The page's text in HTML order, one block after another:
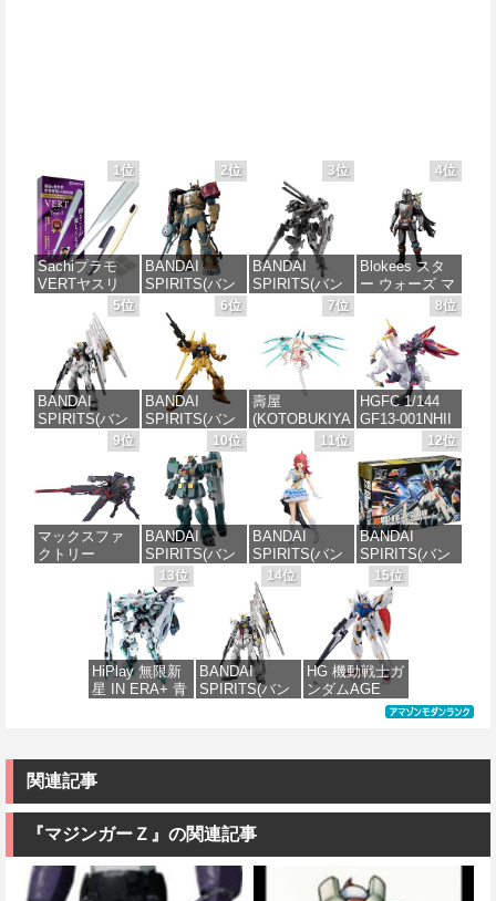
1位
Sachiプラモ
VERTヤスリ
Type-S 【プロ
モデラー共同
開発】 超極細
ガラスヤスリ
５点セット ガ
ンプラ プラモ
デル ゲート処
理 模型 フィギ
ュア［知的財
価格：¥2,320
2位
BANDAI
SPIRITS(バン
ダイスピリッ
ツ) HG 機動戦
士ガンダム 復
讐のレクイエ
ム ザクⅡ F型
ソラリ機 (復讐
のレクイエム)
1/144スケール
色分け済みプ
ラモデル
価格：¥2,700
3位
BANDAI
SPIRITS(バン
ダイ スピリッ
xEXM-000 ゼ
ノヴァルト
1/144スケール
色分け済みプ
ラモデル
価格：¥2,813
4位
Blokees スタ
ー ウォーズ マ
ンダロリアン&
グローグー
CC05 ディン
ジャリン&グロ
ーグー ABS樹
脂&PVC製 組
み立て式プラ
スチックモデ
価格：¥4,475
5位
BANDAI
SPIRITS(バン
ダイ スピリッ
ツ) RG 機動戦
士ガンダム 逆
襲のシャア νガ
ンダム 1/144ス
ケール 色分け
済みプラモデ
ル
価格：¥5,394
6位
BANDAI
SPIRITS(バン
ダイ スピリッ
ツ) HGUC 200
機動戦士Zガン
ダム 百式
1/144スケール
色分け済みプ
ラモデル
価格：¥1,674
7位
壽屋
(KOTOBUKIYA
) メガミデバイ
ス デザイアメ
イデン レイダ
ー シュガーグ
レイズ 全高約
180mm 1/1ス
ケール プラモ
デル
価格：¥6,239
8位
HGFC 1/144
GF13-001NHII
マスターガン
ダム&風雲再起
(機動武闘伝G
ガンダム)
価格：¥3,380
9位
マックスファ
クトリー
PLAMATEA シ
ールダー/マシ
ュ・キリエラ
イト〔オルテ
ナウス〕 Black
Barrel Edition
165mm ブラッ
クバレル（展
価格：¥17,800
10位
BANDAI
SPIRITS(バン
ダイ スピリッ
ツ) HG 機動新
世紀ガンダムX
ガンダムレオ
パルド 1/144ス
ケール 色分け
済みプラモデ
ル
11位
BANDAI
SPIRITS(バン
ダイ スピリッ
ツ) 30MS アイ
ドルマスター
シャイニーカ
ラーズ 小宮果
穂 色分け済み
プラモデル
12位
BANDAI
SPIRITS(バン
ダイ スピリッ
ツ) HGUC
1/144 ZZガン
ダム （機動戦
士ZZガンダ
ム）
価格：¥2,500
13位
HiPlay 無限新
星 IN ERA+ 青
RMD 1/100 色
分け済みプラ
てキット
14位
BANDAI
SPIRITS(バン
機動戦士ガン
1/60スケール
色分け済みプ
ラモデル
価格：¥51,481
15位
HG 機動戦士ガ
ンダムAGE
xvm-fzc ガン
色分け済みプ
価格：¥1,742
関連記事
『マジンガーＺ』の関連記事